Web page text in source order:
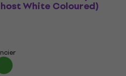
White Coloured)